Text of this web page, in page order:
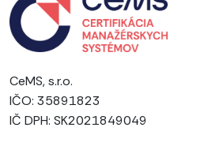
CeMS, s.r.o.
IČO: 35891823
IČ DPH: SK2021849049